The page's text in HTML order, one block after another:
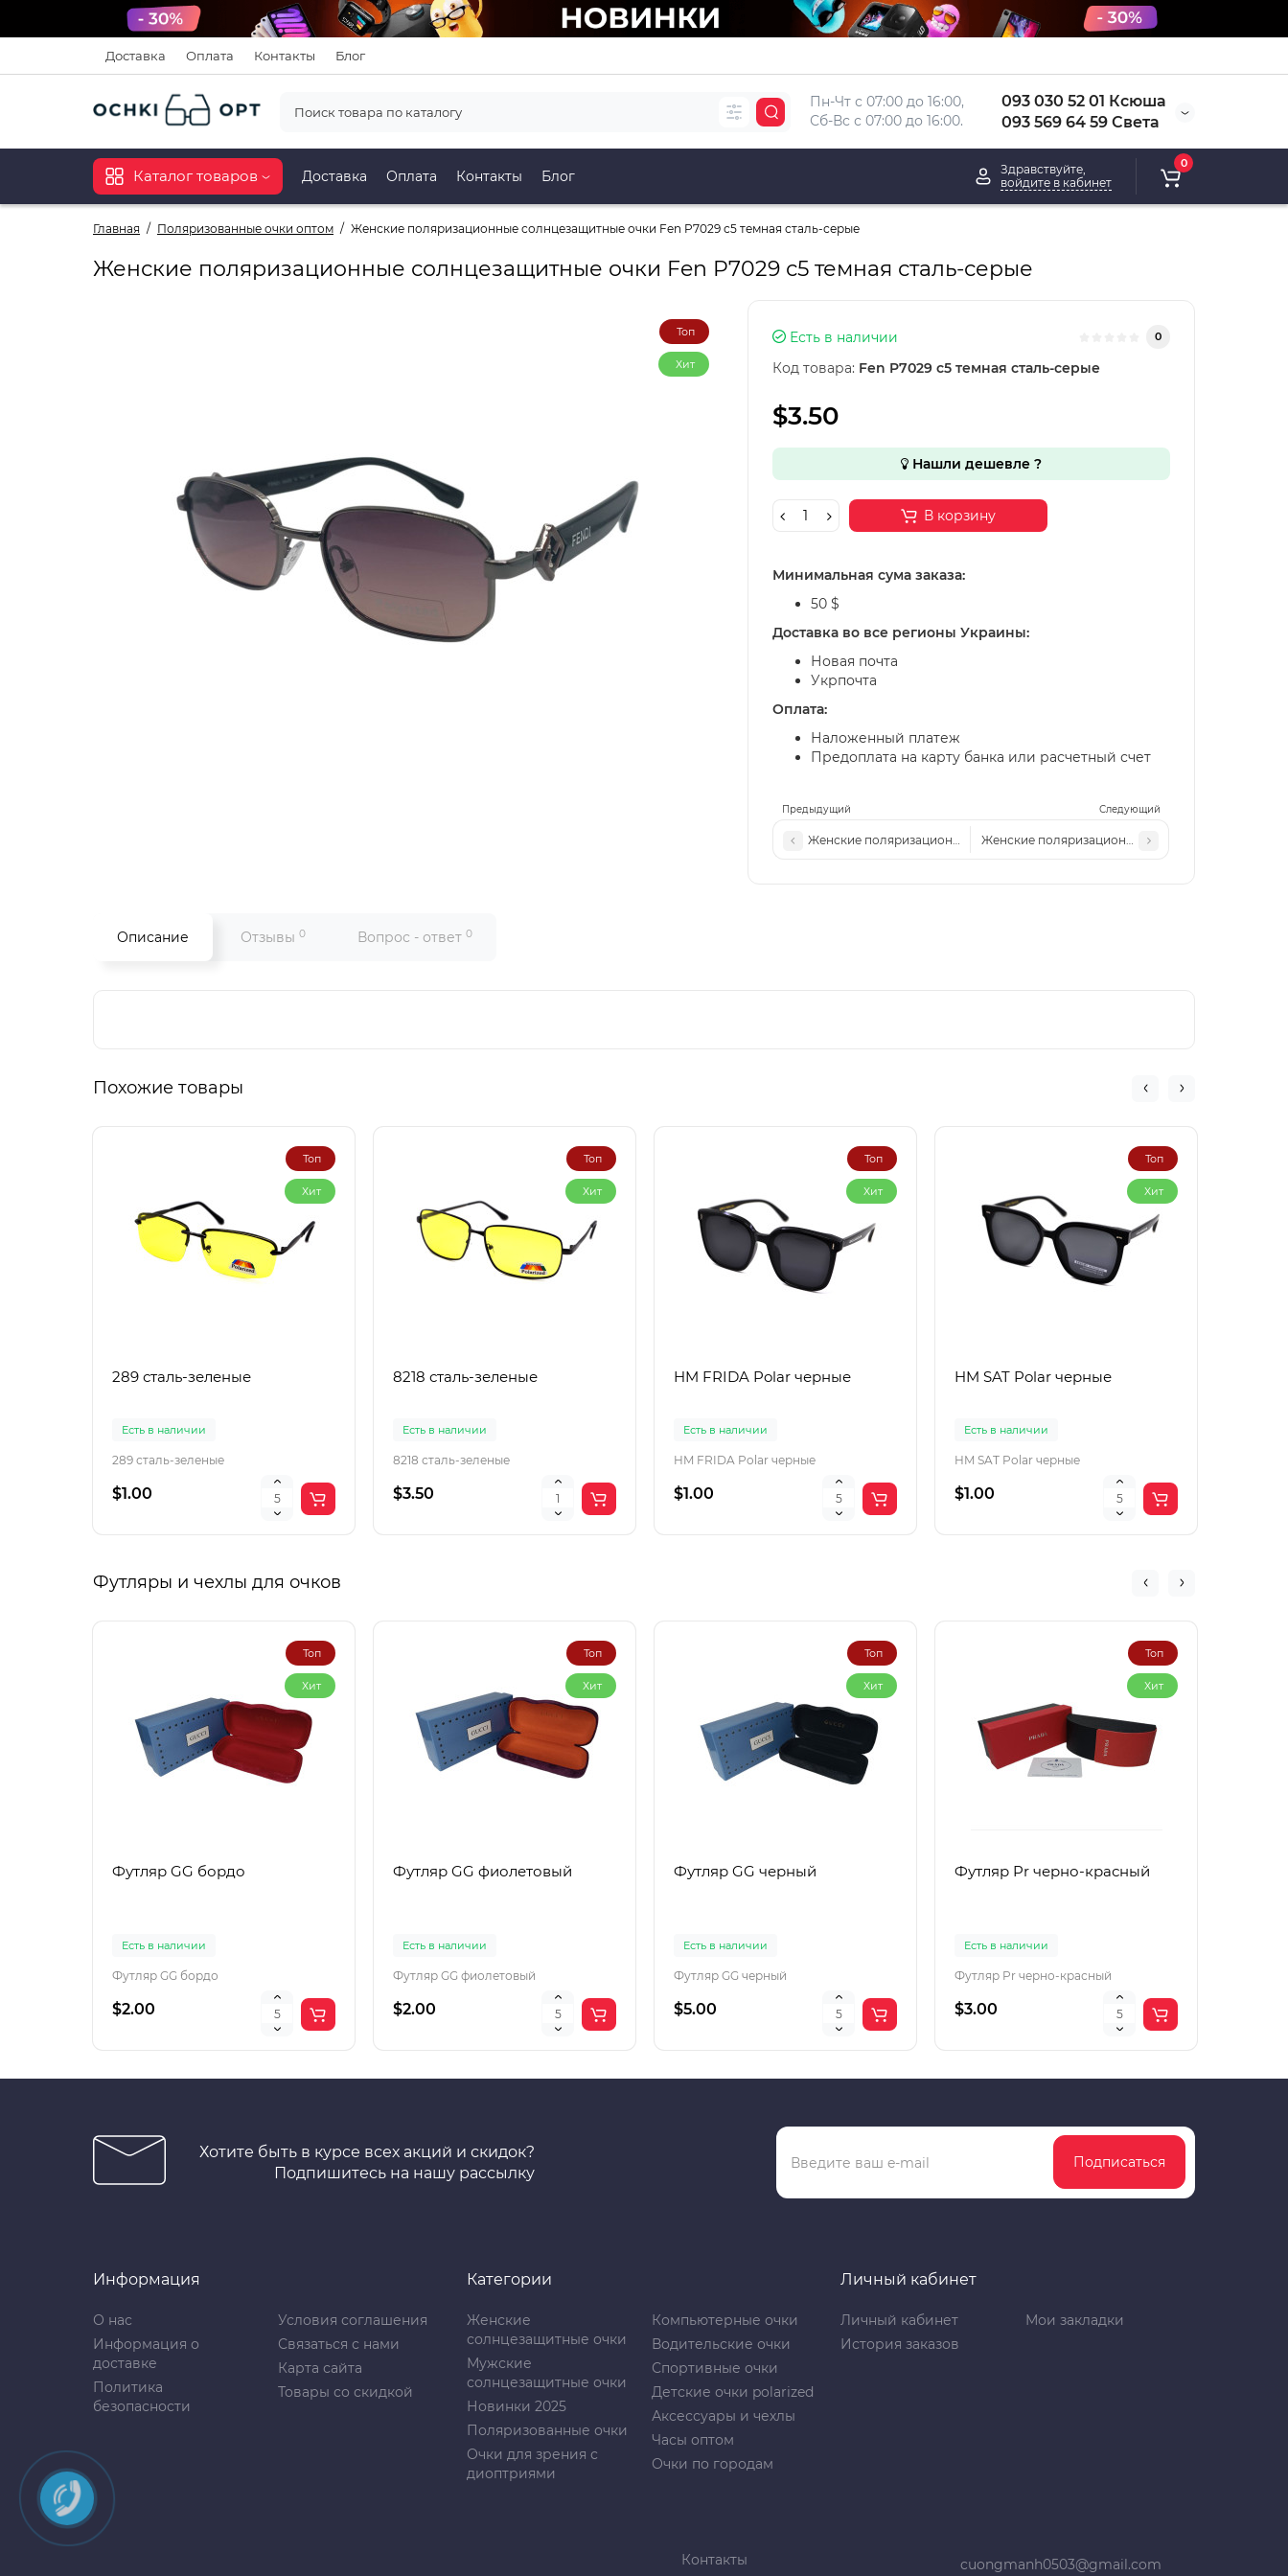
Доставка Оплата Контакты Блог
Пн-Чт с 07:00 до 16:00,
Сб-Вс с 07:00 до 16:00.
093 030 52 01 Ксюша
093 569 64 59 Света
Каталог товаров Доставка Оплата Контакты Блог
Здравствуйте,
войдите в кабинет
0
Главная Поляризованные очки оптом Женские поляризационные солнцезащитные очки Fen P7029 с5 темная сталь-серые
Женские поляризационные солнцезащитные очки Fen P7029 с5 темная сталь-серые
Топ
Хит
Предыдущий Следующий
Женские поляризационные солнцезащитные очки Fen P7029 с6 золото-сирень
Женские поляризационные солнцезащитные очки
Есть в наличии 0
Код товара: Fen P7029 с5 темная сталь-серые
$3.50
Нашли дешевле ?
В корзину
Минимальная сума заказа:
50 $
Доставка во все регионы Украины:
Новая почта
Укрпочта
Оплата:
Наложенный платеж
Предоплата на карту банка или расчетный счет
Описание Отзывы 0 Вопрос - ответ 0
Похожие товары
Топ
Хит
289 сталь-зеленые
Есть в наличии
289 сталь-зеленые
$1.00
Топ
Хит
8218 сталь-зеленые
Есть в наличии
8218 сталь-зеленые
$3.50
Топ
Хит
HM FRIDA Polar черные
Есть в наличии
HM FRIDA Polar черные
$1.00
Топ
Хит
HM SAT Polar черные
Есть в наличии
HM SAT Polar черные
$1.00
Футляры и чехлы для очков
Топ
Хит
Футляр GG бордо
Есть в наличии
Футляр GG бордо
$2.00
Топ
Хит
Футляр GG фиолетовый
Есть в наличии
Футляр GG фиолетовый
$2.00
Топ
Хит
Футляр GG черный
Есть в наличии
Футляр GG черный
$5.00
Топ
Хит
Футляр Pr черно-красный
Есть в наличии
Футляр Pr черно-красный
$3.00
Хотите быть в курсе всех акций и скидок?
Подпишитесь на нашу рассылку
Подписаться
Информация
О нас
Информация о
доставке
Политика
безопасности
Условия соглашения
Связаться с нами
Карта сайта
Товары со скидкой
Категории
Женские
солнцезащитные очки
Мужские
солнцезащитные очки
Новинки 2025
Поляризованные очки
Очки для зрения с
диоптриями
Компьютерные очки
Водительские очки
Спортивные очки
Детские очки polarized
Аксессуары и чехлы
Часы оптом
Очки по городам
Личный кабинет
Личный кабинет
История заказов
Мои закладки
Контакты cuongmanh0503@gmail.com